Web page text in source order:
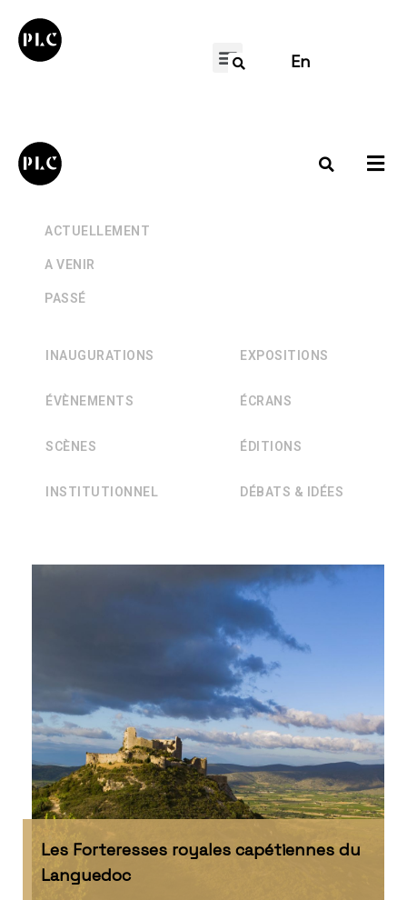
En
ACTUELLEMENT
A VENIR
PASSÉ
INAUGURATIONS EXPOSITIONS
ÉVÈNEMENTS ÉCRANS
SCÈNES ÉDITIONS
INSTITUTIONNEL DÉBATS & IDÉES
Les Forteresses royales capétiennes du
Languedoc